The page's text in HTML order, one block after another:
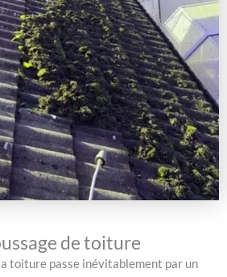
de toiture
toiture passe inévitablement par un